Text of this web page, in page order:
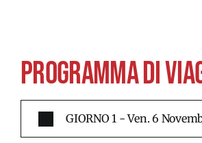
PROGRAMMA
MODULO DI ADESIONE
PROGRAMMA DI
GIORNO 1 - Ven. 6